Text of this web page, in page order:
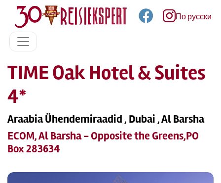
По русски
TIME Oak Hotel & Suites
4*
Araabia Ühendemiraadid , Dubai , Al Barsha
ECOM, Al Barsha - Opposite the Greens,PO
Box 283634